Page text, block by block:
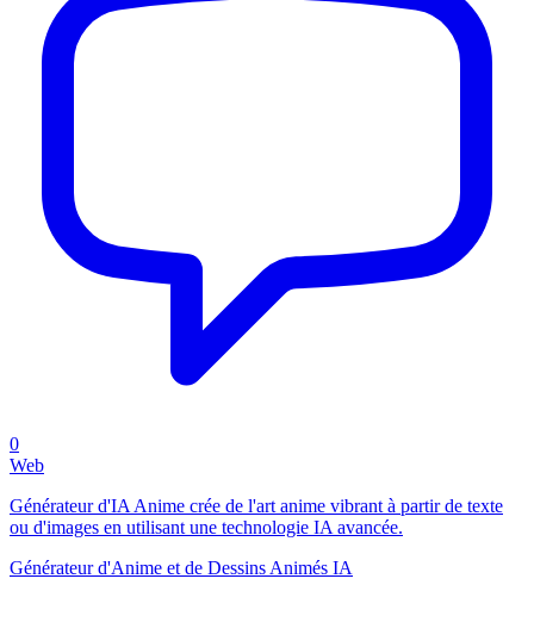
0
Web
Générateur d'IA Anime crée de l'art anime vibrant à partir de texte
ou d'images en utilisant une technologie IA avancée.
Générateur d'Anime et de Dessins Animés IA